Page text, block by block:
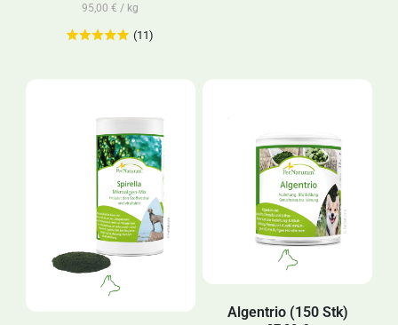
95,00 € / kg
(11)
Algentrio (150 Stk)